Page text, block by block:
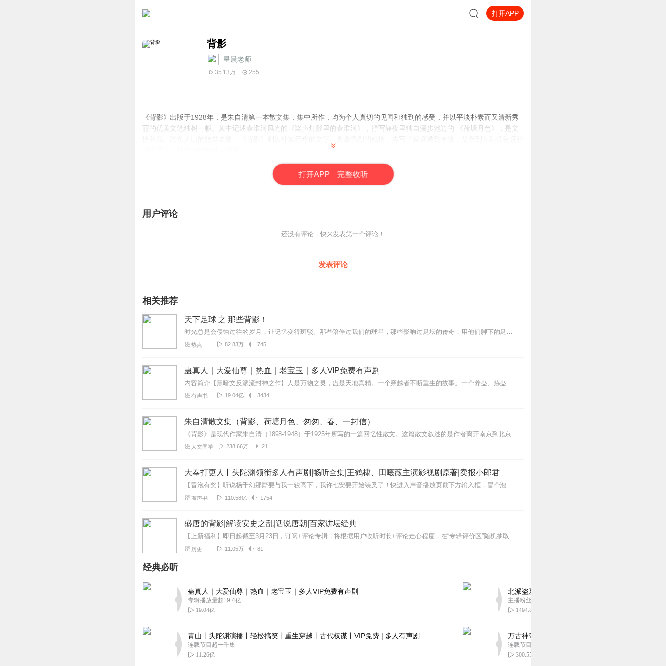
打开APP
背影
星晨老师
35.13万 255
《背影》出版于1928年，是朱自清第一本散文集，集中所作，均为个人真切的见闻和独到的感受，并以平淡朴素而又清新秀
丽的优美文笔独树一帜。其中记述秦淮河风光的《桨声灯影里的秦淮河》，抒写静夜里独自漫步池边的 《荷塘月色》，是文
打开APP，完整收听
用户评论
还没有评论，快来发表第一个评论！
发表评论
相关推荐
天下足球 之 那些背影！
时光总是会侵蚀过往的岁月，让记忆变得斑驳。那些陪伴过我们的球星，那些影响过足坛的传奇，用他们脚下的足球，描绘出了多彩斑斓的绿茵世界。我们怀念过去，因为那里有曾...
热点 82.83万 745
蛊真人｜大爱仙尊｜热血｜老宝玉｜多人VIP免费有声剧
内容简介【黑暗文反派流封神之作】人是万物之灵，蛊是天地真精。一个穿越者不断重生的故事。一个养蛊、炼蛊、用蛊的奇特世界。配音组（男角色）老宝玉旁白...
有声书 19.04亿 3434
朱自清散文集（背影、荷塘月色、匆匆、春、一封信）
《背影》是现代作家朱自清（1898-1948）于1925年所写的一篇回忆性散文。这篇散文叙述的是作者离开南京到北京大学，父亲送他到浦口火车站，照料他上车，并替他...
人文国学 238.66万 21
大奉打更人丨头陀渊领衔多人有声剧|畅听全集|王鹤棣、田曦薇主演影视剧原著|卖报小郎君
【冒泡有奖】听说杨千幻那厮要与我一较高下，我许七安要开始装叉了！快进入声音播放页戳下方输入框，冒个泡偷偷告诉我，我要用哪些诗词才能胜过他？说得好的，有赏！202...
有声书 110.58亿 1754
盛唐的背影|解读安史之乱|话说唐朝|百家讲坛经典
【上新福利】即日起截至3月23日，订阅+评论专辑，将根据用户收听时长+评论走心程度，在“专辑评价区”随机抽取1位真爱粉送纸书1本！【社群福利】欢迎熊猫君的粉丝听...
历史 11.05万 81
经典必听
蛊真人｜大爱仙尊｜热血｜老宝玉｜多人VIP免费有声剧
专辑播放量超19.4亿
19.04亿
青山丨头陀渊演播丨轻松搞笑丨重生穿越丨古代权谋丨VIP免费 | 多人有声剧
连载节目超一千集
11.26亿
北派盗墓笔记丨头陀渊出品丨悬疑灵异丨摸金校尉
主播粉丝1659万
1494.81万
万古神帝丨玄幻丨热血丨紫襟团队演播丨多人有声
连载节目超二百集
300.55万